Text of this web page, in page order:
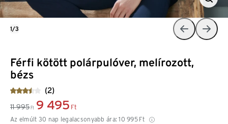
Férfi kötött polárpulóver, melírozott,
bézs
(2)
11 995 Ft 9 495 Ft
Az elmúlt 30 nap legalacsonyabb ára: 10 995 Ft
1/3